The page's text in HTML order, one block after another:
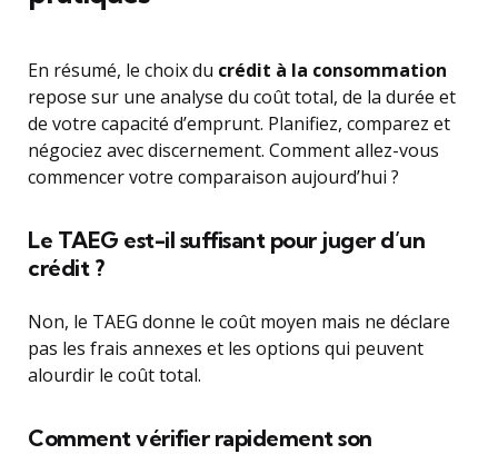
En résumé, le choix du crédit à la consommation
repose sur une analyse du coût total, de la durée et
de votre capacité d’emprunt. Planifiez, comparez et
négociez avec discernement. Comment allez-vous
commencer votre comparaison aujourd’hui ?
Le TAEG est-il suffisant pour juger d’un
crédit ?
Non, le TAEG donne le coût moyen mais ne déclare
pas les frais annexes et les options qui peuvent
alourdir le coût total.
Comment vérifier rapidement son